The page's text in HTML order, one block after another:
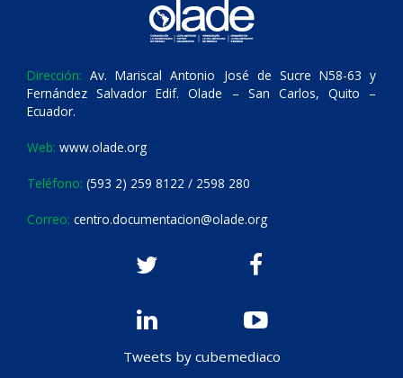
Dirección: Av. Mariscal Antonio José de Sucre N58-63 y
Fernández Salvador Edif. Olade – San Carlos, Quito –
Ecuador.
Web: www.olade.org
Teléfono: (593 2) 259 8122 / 2598 280
Correo: centro.documentacion@olade.org
Tweets by cubemediaco